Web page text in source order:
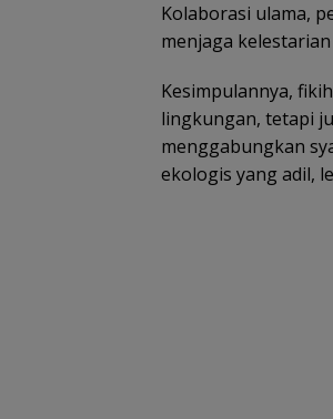
Kolaborasi ulama,
menjaga
Kesimpulannya,
lingkungan, tetapi
menggabungkan
ekologis yang adil,